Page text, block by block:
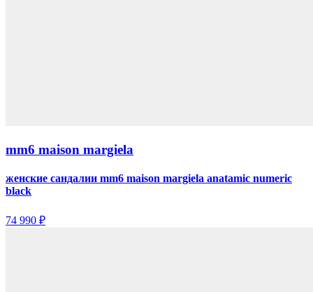
mm6 maison margiela
женские сандалии mm6 maison margiela anatamic numeric
black
74 990 ₽